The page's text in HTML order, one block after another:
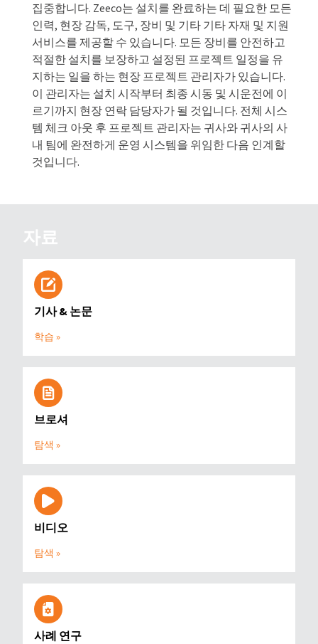
집중합니다. Zeeco는 설치를 완료하는 데 필요한 모든
인력, 현장 감독, 도구, 장비 및 기타 기타 자재 및 지원
서비스를 제공할 수 있습니다. 모든 장비를 안전하고
적절한 설치를 보장하고 설정된 프로젝트 일정을 유
지하는 일을 하는 현장 프로젝트 관리자가 있습니다.
이 관리자는 설치 시작부터 최종 시동 및 시운전에 이
르기까지 현장 연락 담당자가 될 것입니다. 전체 시스
템 체크 아웃 후 프로젝트 관리자는 귀사와 귀사의 사
내 팀에 완전하게 운영 시스템을 위임한 다음 인계할
것입니다.
자료
기사 & 논문
학습 »
브로셔
탐색 »
비디오
탐색 »
사례 연구